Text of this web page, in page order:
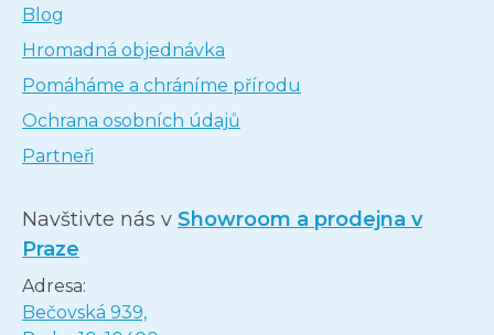
Blog
Hromadná objednávka
Pomáháme a chráníme přírodu
Ochrana osobních údajů
Partneři
Navštivte nás v Showroom a prodejna v
Praze
Adresa:
Bečovská 939,